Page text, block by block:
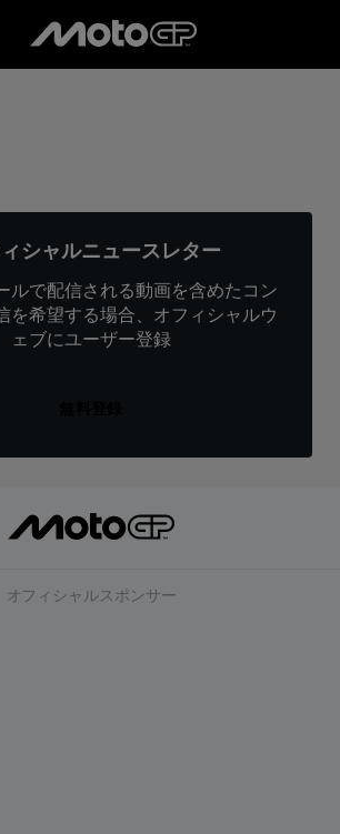
シャルニュースレター
ルで配信される動画を含めたコン
を希望する場合、オフィシャルウ
ェブにユーザー登録
オフィシャルスポンサー